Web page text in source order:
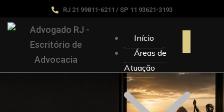
RJ 21 99811-6211 / SP 11 93621-3193
Início
Áreas de
Atuação